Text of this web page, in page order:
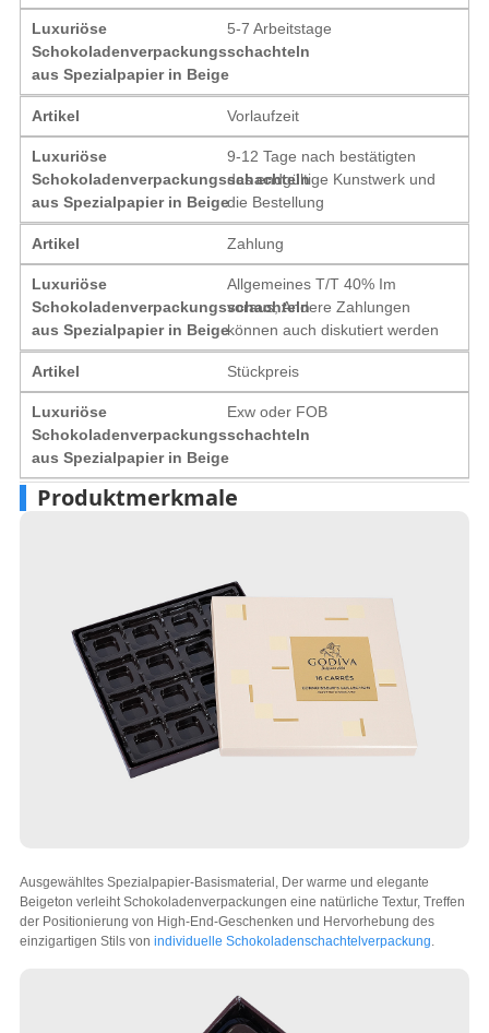
Luxuriöse
Schokoladenverpackungsschachteln
aus Spezialpapier in Beige
5-7 Arbeitstage
Artikel Vorlaufzeit
Luxuriöse
Schokoladenverpackungsschachteln
aus Spezialpapier in Beige
9-12 Tage nach bestätigten
das endgültige Kunstwerk und
die Bestellung
Artikel Zahlung
Luxuriöse
Schokoladenverpackungsschachteln
aus Spezialpapier in Beige
Allgemeines T/T 40% Im
voraus, Andere Zahlungen
können auch diskutiert werden
Artikel Stückpreis
Luxuriöse
Schokoladenverpackungsschachteln
aus Spezialpapier in Beige
Exw oder FOB
Produktmerkmale
Ausgewähltes Spezialpapier-Basismaterial, Der warme und elegante
Beigeton verleiht Schokoladenverpackungen eine natürliche Textur, Treffen
der Positionierung von High-End-Geschenken und Hervorhebung des
einzigartigen Stils von individuelle Schokoladenschachtelverpackung